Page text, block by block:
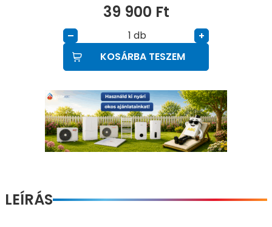
39 900 Ft
– db
+
KOSÁRBA TESZEM
LEÍRÁS